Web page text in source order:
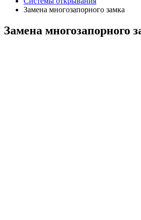
Замена многозапорного замка
Замена многозапорного